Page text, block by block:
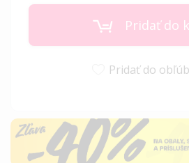
Pridať do
Pridať do